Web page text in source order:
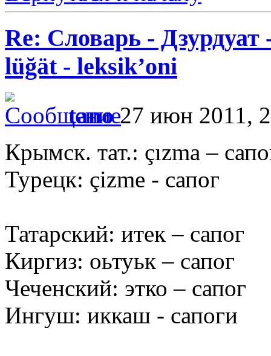
Re: Словарь -
lüğät - leksik’oni
tano27 июн 2011,
Крымск. тат.: çızma –
Турецк: çizme - сапог
Татарский: итек – сапог
Киргиз: оьтуьк – сапог
Чеченский: этко – сапог
Ингуш: иккаш - сапоги